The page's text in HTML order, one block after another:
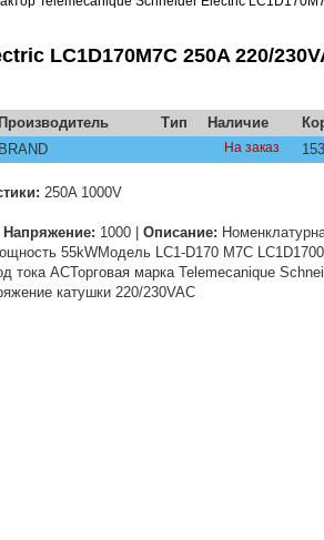
LC1D170M7C 250A 220/
Производитель Тип Наличие
BRAND На заказ
250A 1000V
Напряжение: 1000 | Описание:
55kWМодель LC1-D170 M7C
тока ACТорговая марка Telemecanique
катушки 220/230VAC